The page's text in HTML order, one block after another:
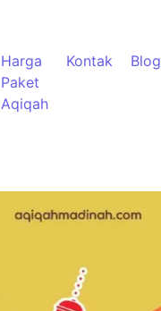
Harga
Paket
Aqiqah
Kontak Blog